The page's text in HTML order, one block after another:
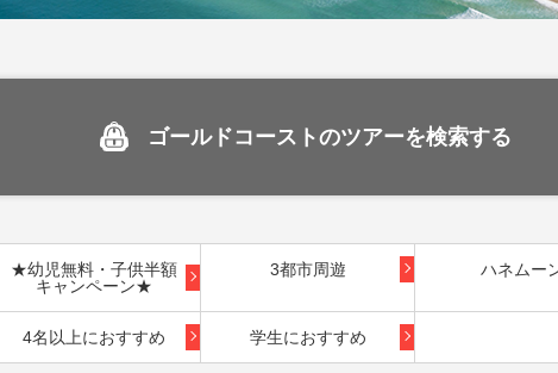
ゴールドコーストのツアーを検索する
★幼児無料・子供半額
キャンペーン★
3都市周遊 ハネムー
4名以上におすすめ 学生におすすめ